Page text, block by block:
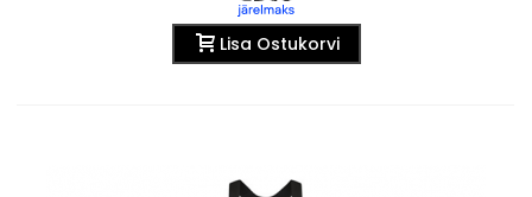
Lisa Ostukorvi